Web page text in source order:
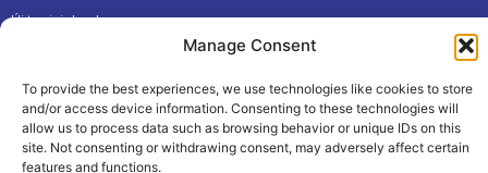
Manage Consent
To provide the best experiences, we use technologies like cookies to store
and/or access device information. Consenting to these technologies will
allow us to process data such as browsing behavior or unique IDs on this
site. Not consenting or withdrawing consent, may adversely affect certain
features and functions.
Új tagjainknak